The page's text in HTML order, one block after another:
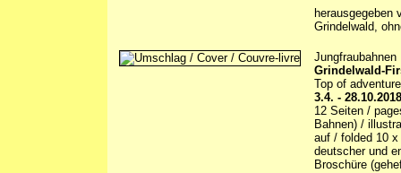
herausgegeben
Grindelwald,
Jungfraubahnen
Grindelwald-
Top of adventure
3.4. - 28.10.2018
12 Seiten /
Bahnen) /
auf / folded 10
deutscher und
Broschüre